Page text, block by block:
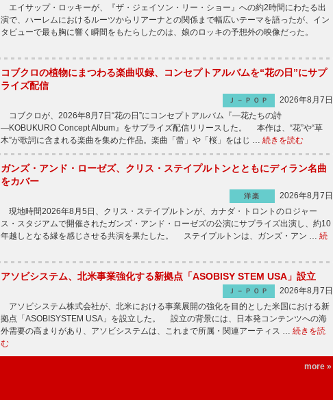
エイサップ・ロッキーが、『ザ・ジェイソン・リー・ショー』への約2時間にわたる出
演で、ハーレムにおけるルーツからリアーナとの関係まで幅広いテーマを語ったが、イン
タビューで最も胸に響く瞬間をもたらしたのは、娘のロッキの予想外の映像だった。
コブクロの植物にまつわる楽曲収録、コンセプトアルバムを“花の日”にサプ
ライズ配信
Ｊ－ＰＯＰ
2026年8月7日
コブクロが、2026年8月7日“花の日”にコンセプトアルバム『―花たちの詩
―KOBUKURO Concept Album』をサプライズ配信リリースした。 本作は、“花”や“草
木”が歌詞に含まれる楽曲を集めた作品。楽曲「蕾」や「桜」をはじ … 続きを読む
ガンズ・アンド・ローゼズ、クリス・ステイプルトンとともにディラン名曲
をカバー
洋楽
2026年8月7日
現地時間2026年8月5日、クリス・ステイプルトンが、カナダ・トロントのロジャー
ス・スタジアムで開催されたガンズ・アンド・ローゼズの公演にサプライズ出演し、約10
年越しとなる縁を感じさせる共演を果たした。 ステイプルトンは、ガンズ・アン … 続
アソビシステム、北米事業強化する新拠点「ASOBISY STEM USA」設立
Ｊ－ＰＯＰ
2026年8月7日
アソビシステム株式会社が、北米における事業展開の強化を目的とした米国における新
拠点「ASOBISYSTEM USA」を設立した。 設立の背景には、日本発コンテンツへの海
外需要の高まりがあり、アソビシステムは、これまで所属・関連アーティス … 続きを読
む
more »